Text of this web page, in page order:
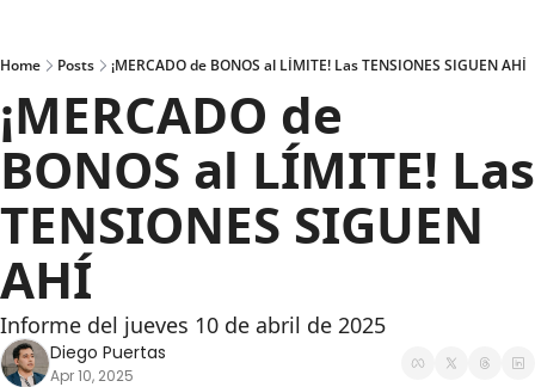
Home Posts ¡MERCADO de BONOS al LÍMITE! Las TENSIONES SIGUEN AHÍ
¡MERCADO de
BONOS al LÍMITE! Las
TENSIONES SIGUEN
AHÍ
Informe del jueves 10 de abril de 2025
Diego Puertas
Apr 10, 2025